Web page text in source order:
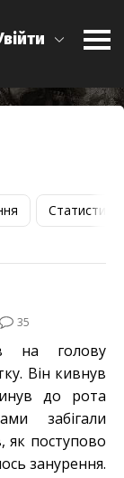
Статистика
35
на голову
Він кивнув
до рота
забігали
як поступово
занурення.